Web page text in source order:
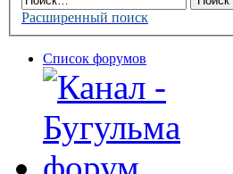
Расширенный поиск
Список форумов